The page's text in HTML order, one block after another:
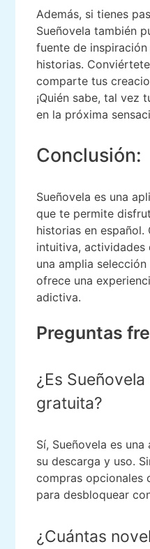
Además, si tienes
Sueñovela también
fuente de
historias.
comparte tus
¡Quién sabe, tal vez
en la próxima
Conclusión:
Sueñovela es una
que te permite
historias en español.
intuitiva, actividades
una amplia
ofrece una
adictiva.
Preguntas
¿Es
gratuita?
Sí, Sueñovela es
su descarga y uso.
compras opcionales
para desbloquear
¿Cuántas